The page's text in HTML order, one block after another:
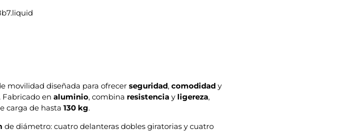
movilidad diseñada para ofrecer seguridad, comodidad y
en aluminio, combina resistencia y ligereza,
carga de hasta 130 kg.
de diámetro: cuatro delanteras dobles giratorias y cuatro